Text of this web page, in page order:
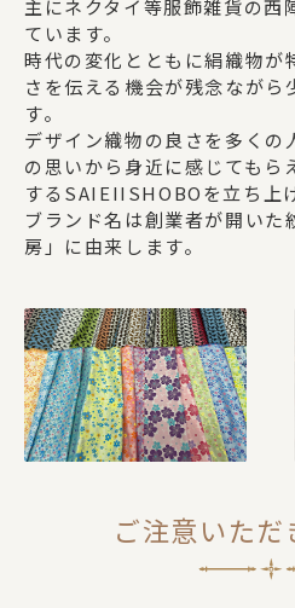
主にネクタイ等服飾雑貨の西
ています。
時代の変化とともに絹織物が
さを伝える機会が残念ながら
す。
デザイン織物の良さを多くの
の思いから身近に感じてもら
するSAIEIISHOBOを立ち上
ブランド名は創業者が開いた
房」に由来します。
ご注意いただ